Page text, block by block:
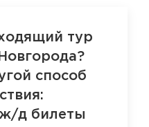
тур
способ
ж/д билеты